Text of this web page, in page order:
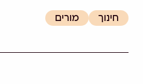
חינוך מורים